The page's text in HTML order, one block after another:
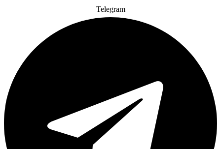
Telegram